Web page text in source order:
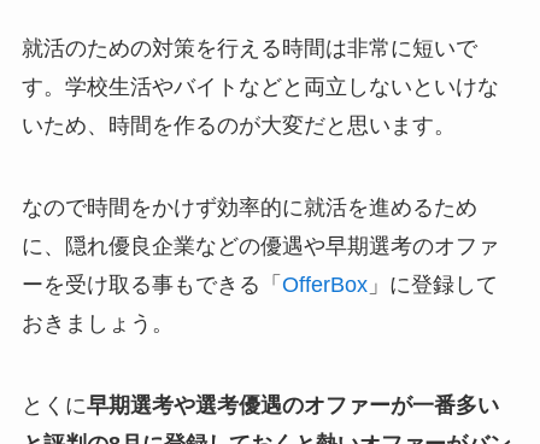
就活のための対策を行える時間は非常に短いで
す。学校生活やバイトなどと両立しないといけな
いため、時間を作るのが大変だと思います。
なので時間をかけず効率的に就活を進めるため
に、隠れ優良企業などの優遇や早期選考のオファ
ーを受け取る事もできる「 OfferBox」に登録して
おきましょう。
とくに早期選考や選考優遇のオファーが一番多い